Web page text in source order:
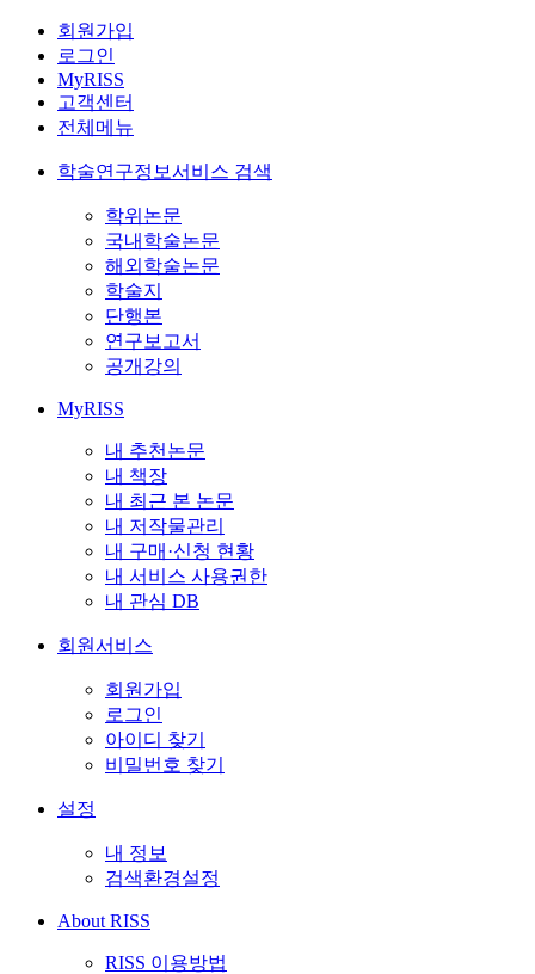
회원가입
로그인
MyRISS
고객센터
전체메뉴
학술연구정보서비스 검색
학위논문
국내학술논문
해외학술논문
학술지
단행본
연구보고서
공개강의
MyRISS
내 추천논문
내 책장
내 최근 본 논문
내 저작물관리
내 구매·신청 현황
내 서비스 사용권한
내 관심 DB
회원서비스
회원가입
로그인
아이디 찾기
비밀번호 찾기
설정
내 정보
검색환경설정
About RISS
RISS 이용방법